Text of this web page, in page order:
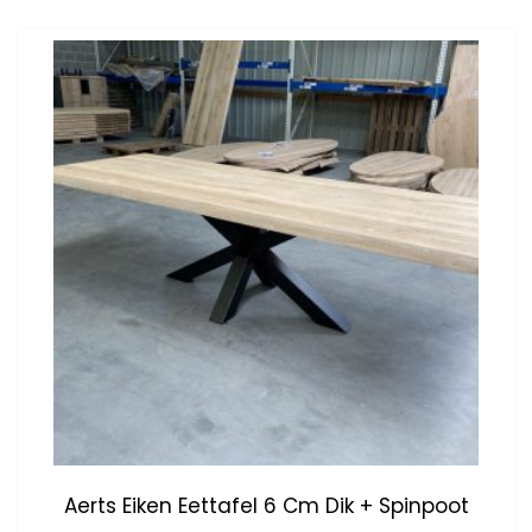
Aerts Eiken Eettafel 6 Cm Dik + Spinpoot